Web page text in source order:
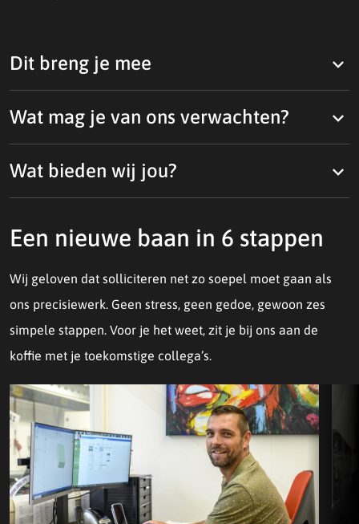
Dit breng je mee
Wat mag je van ons verwachten?
Wat bieden wij jou?
Een nieuwe baan in 6 stappen
Wij geloven dat solliciteren net zo soepel moet gaan als
ons precisiewerk. Geen stress, geen gedoe, gewoon zes
simpele stappen. Voor je het weet, zit je bij ons aan de
koffie met je toekomstige collega’s.